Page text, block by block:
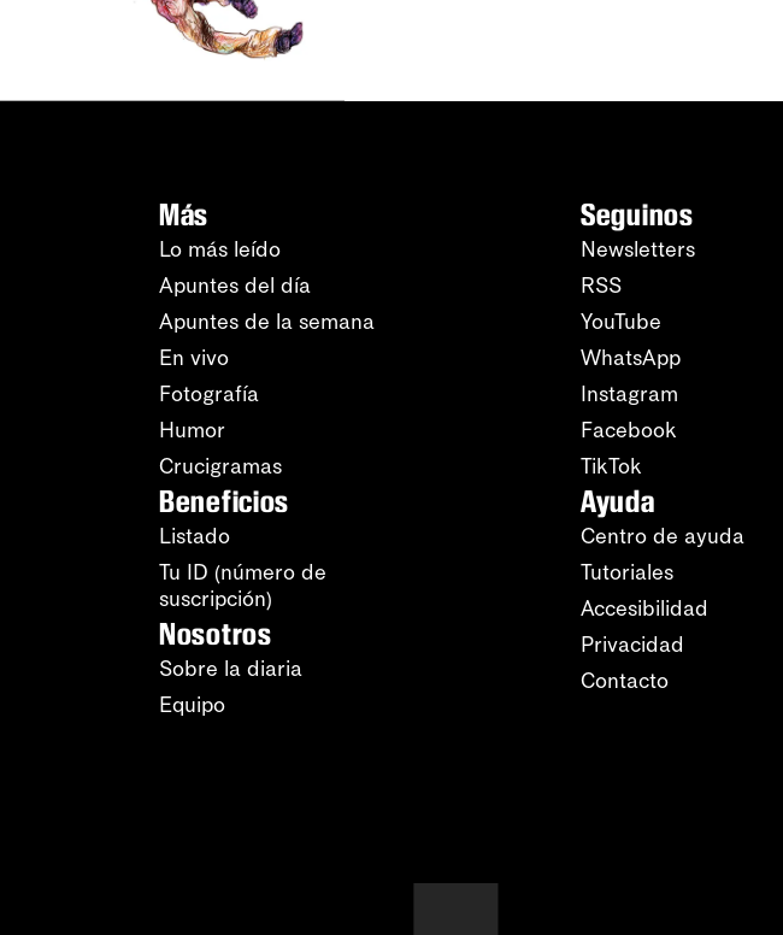
Más
Lo más leído
Apuntes del día
Apuntes de la semana
En vivo
Fotografía
Humor
Crucigramas
Beneficios
Listado
Tu ID (número de
suscripción)
Nosotros
Sobre la diaria
Equipo
Seguinos
Newsletters
RSS
YouTube
WhatsApp
Instagram
Facebook
TikTok
Ayuda
Centro de ayuda
Tutoriales
Accesibilidad
Privacidad
Contacto